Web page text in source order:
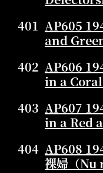
401 AP605
and
402 AP606
in a
403 AP607
in a Red
404 AP608
裸婦（